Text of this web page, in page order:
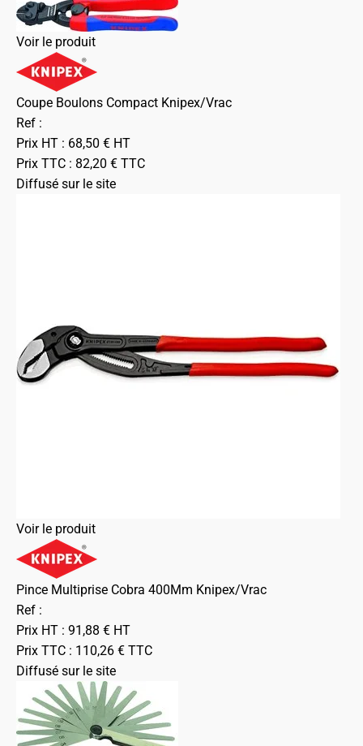
Voir le produit
Coupe Boulons Compact Knipex/Vrac
Ref :
Prix HT : 68,50 € HT
Prix TTC : 82,20 € TTC
Diffusé sur le site
Voir le produit
Pince Multiprise Cobra 400Mm Knipex/Vrac
Ref :
Prix HT : 91,88 € HT
Prix TTC : 110,26 € TTC
Diffusé sur le site